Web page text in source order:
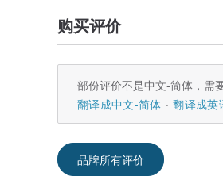
购买评价
部份评价不是中文-简体，需
翻译成中文-简体
翻译成英
品牌所有评价